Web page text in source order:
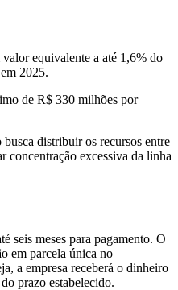
equivalente a até 1,6% do
2025.
de R$ 330 milhões por
distribuir os recursos entre
concentração excessiva da linha
seis meses para pagamento. O
em parcela única no
a empresa receberá o dinheiro
prazo estabelecido.